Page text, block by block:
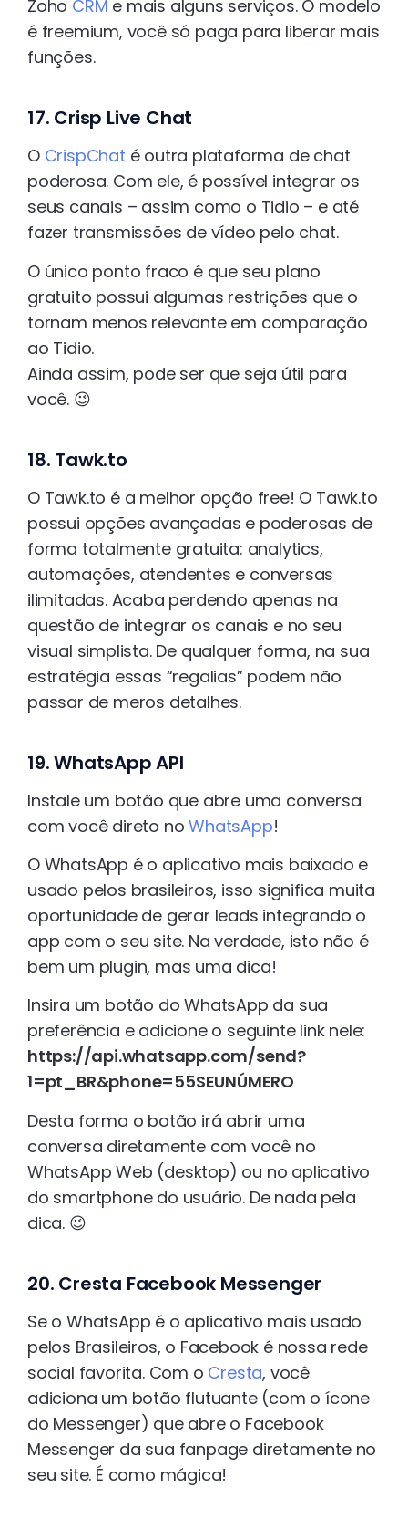
Zoho CRM e mais alguns serviços. O modelo
é freemium, você só paga para liberar mais
funções.
17. Crisp Live Chat
O CrispChat é outra plataforma de chat
poderosa. Com ele, é possível integrar os
seus canais – assim como o Tidio – e até
fazer transmissões de vídeo pelo chat.
O único ponto fraco é que seu plano
gratuito possui algumas restrições que o
tornam menos relevante em comparação
ao Tidio.
Ainda assim, pode ser que seja útil para
você. 😉
18. Tawk.to
O Tawk.to é a melhor opção free! O Tawk.to
possui opções avançadas e poderosas de
forma totalmente gratuita: analytics,
automações, atendentes e conversas
ilimitadas. Acaba perdendo apenas na
questão de integrar os canais e no seu
visual simplista. De qualquer forma, na sua
estratégia essas “regalias” podem não
passar de meros detalhes.
19. WhatsApp API
Instale um botão que abre uma conversa
com você direto noWhatsApp!
O WhatsApp é o aplicativo mais baixado e
usado pelos brasileiros, isso significa muita
oportunidade de gerar leads integrando o
app com o seu site. Na verdade, isto não é
bem um plugin, mas uma dica!
Insira um botão do WhatsApp da sua
preferência e adicione o seguinte link nele:
https://api.whatsapp.com/send?
1=pt_BR&phone=55SEUNÚMERO
Desta forma o botão irá abrir uma
conversa diretamente com você no
WhatsApp Web (desktop) ou no aplicativo
do smartphone do usuário. De nada pela
dica. 😉
20. Cresta Facebook Messenger
Se o WhatsApp é o aplicativo mais usado
pelos Brasileiros, o Facebook é nossa rede
social favorita. Com o Cresta, você
adiciona um botão flutuante (com o ícone
do Messenger) que abre o Facebook
Messenger da sua fanpage diretamente no
seu site. É como mágica!